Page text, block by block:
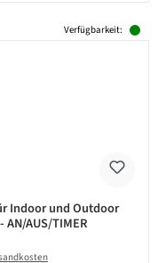
Verfügbarkeit:
Indoor und Outdoor
AN/AUS/TIMER